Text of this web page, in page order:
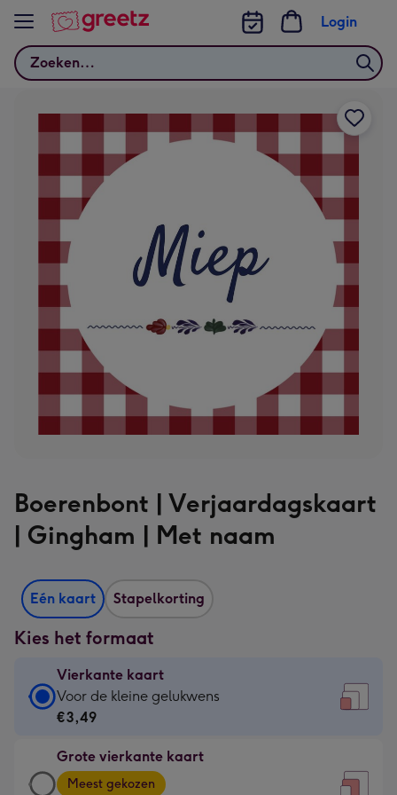
Bekijk meer
Zoeken
Login
Boerenbont | Verjaardagskaart
| Gingham | Met naam
Eén kaart Stapelkorting
Kies het formaat
Vierkante kaart
Vierkante
kaart
€3,49
-
Voor de kleine gelukwens
€3,49
Grote vierkante kaart
Grote
Meest gekozen